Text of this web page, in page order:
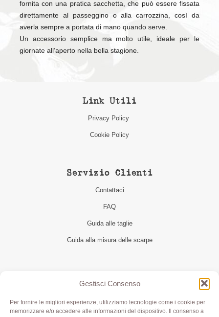
Gestisci Consenso
Per fornire le migliori esperienze, utilizziamo tecnologie come i cookie per
memorizzare e/o accedere alle informazioni del dispositivo. Il consenso a
fornita con una pratica sacchetta, che può essere fissata
direttamente al passeggino o alla carrozzina, così da
averla sempre a portata di mano quando serve.
Un accessorio semplice ma molto utile, ideale per le
giornate all’aperto nella bella stagione.
Link Utili
Privacy Policy
Cookie Policy
Servizio Clienti
Contattaci
FAQ
Guida alle taglie
Guida alla misura delle scarpe
Seguici